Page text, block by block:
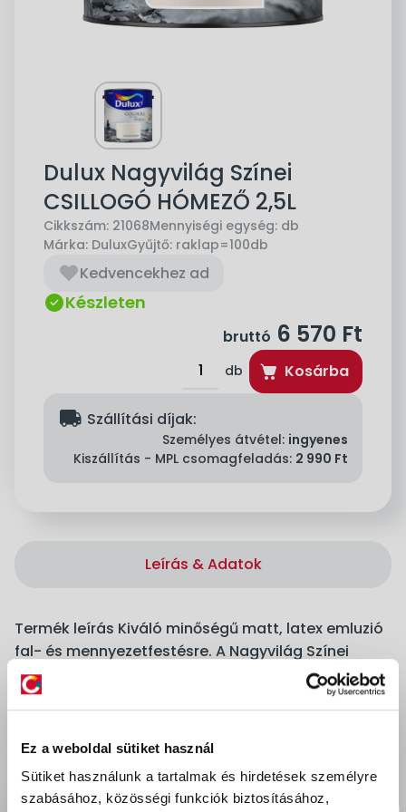
Ez a weboldal sütiket használ
Sütiket használunk a tartalmak és hirdetések személyre
szabásához, közösségi funkciók biztosításához,
Dulux Nagyvilág Színei
CSILLOGÓ HÓMEZŐ 2,5L
Cikkszám: 21068Mennyiségi egység: db
Márka: DuluxGyűjtő: raklap=100db
Kedvencekhez ad
Készleten
bruttó 6 570 Ft
db Kosárba
delivery Szállítási díjak:
Személyes átvétel: ingyenes
Kiszállítás - MPL csomagfeladás: 2 990 Ft
Leírás & Adatok
Termék leírás Kiváló minőségű matt, latex emluzió
fal- és mennyezetfestésre. A Nagyvilág Színei
termékcsalád az egyedülálló Pigment Pro
formulának köszönhetően csúcsminőségű
kivételes fedőképességet, tartós színeket és
pecsétfoltok könnyen eltávolíthatók megőrizve a